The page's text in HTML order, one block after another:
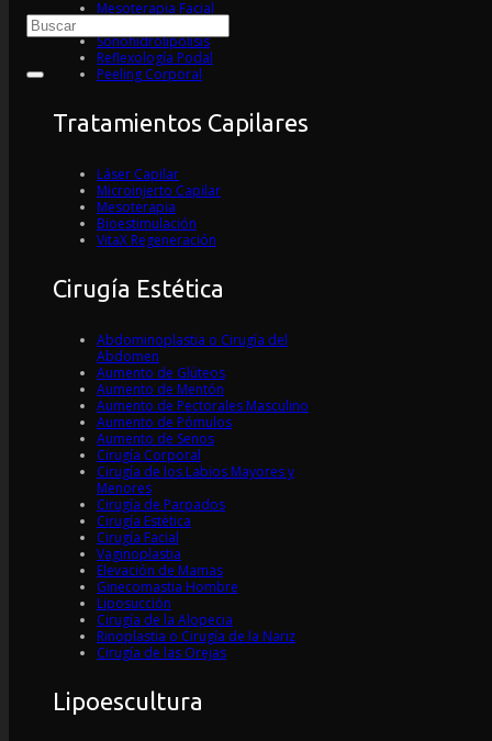
Mesoterapia Facial
Sonohidrolipolisis
Reflexología Podal
Peeling Corporal
Tratamientos Capilares
Láser Capilar
Microinjerto Capilar
Mesoterapia
Bioestimulación
VitaX Regeneración
Cirugía Estética
Abdominoplastia o Cirugía del
Abdomen
Aumento de Glúteos
Aumento de Mentón
Aumento de Pectorales Masculino
Aumento de Pómulos
Aumento de Senos
Cirugía Corporal
Cirugía de los Labios Mayores y
Menores
Cirugía de Parpados
Cirugía Estética
Cirugía Facial
Vaginoplastia
Elevación de Mamas
Ginecomastia Hombre
Liposucción
Cirugía de la Alopecia
Rinoplastia o Cirugía de la Nariz
Cirugía de las Orejas
Lipoescultura